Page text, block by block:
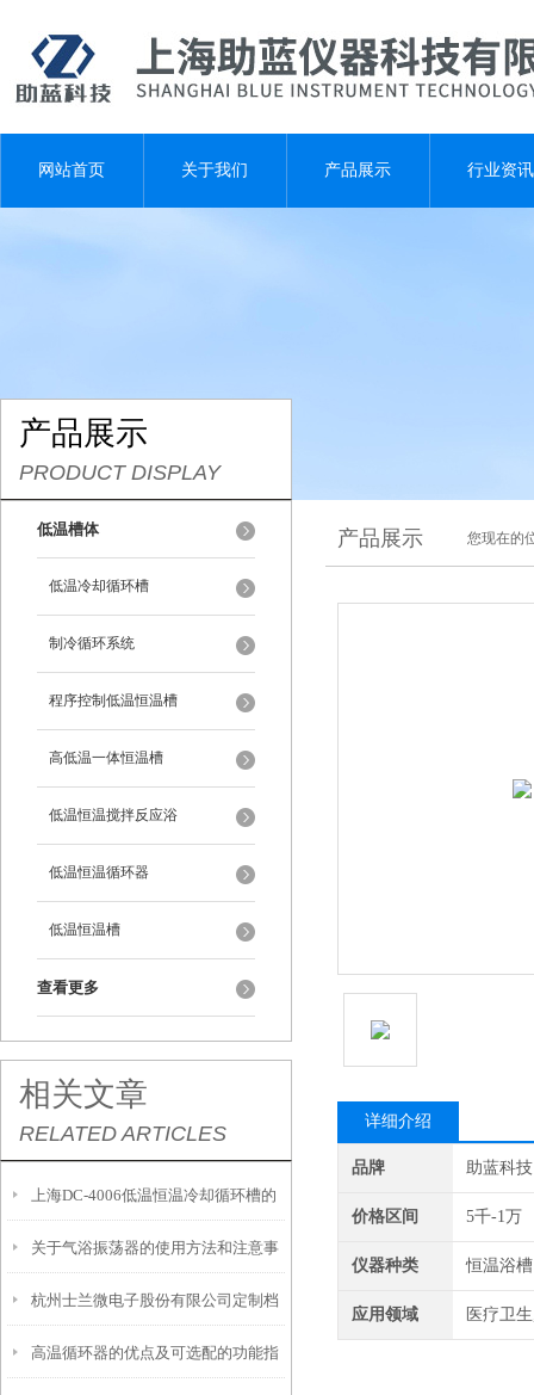
网站首页 关于我们 产品展示 行业资讯
产品展示
PRODUCT DISPLAY
低温槽体
低温冷却循环槽
制冷循环系统
程序控制低温恒温槽
高低温一体恒温槽
低温恒温搅拌反应浴
低温恒温循环器
低温恒温槽
查看更多
相关文章
RELATED ARTICLES
上海DC-4006低温恒温冷却循环槽的
具体使用说明
关于气浴振荡器的使用方法和注意事
项
杭州士兰微电子股份有限公司定制档
案-恒温槽80L
高温循环器的优点及可选配的功能指
产品展示 您现在的
详细介绍
品牌 助蓝科技
价格区间 5千-1万
仪器种类 恒温浴槽
应用领域 医疗卫